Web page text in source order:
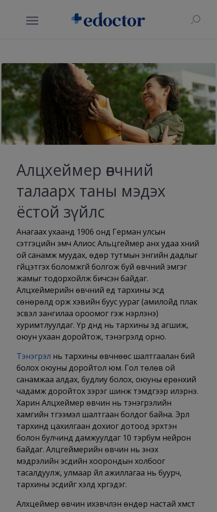
Алцхеймер өвчний
талаарх таны мэдэх
ёстой зүйлс
Анагаах ухаанд 1906 онд Герман улсын
сэтгэцийн эмч Алиос Альцгеймер анх удаа хүний
ой санамж муудах, өдөр тутмын энгийн дадлыг
гүйцэтгэх боломжгүй болгож буй өвчний эмгэг
жамыг тодорхойлж бичсэн байдаг.
Алцхеймерийн өвчний үед тархины эсүүд
сөнөрөлд орж хэвийн буус уураг (амилойд плак
эсвэл зангилаа ороомог гэж нэрлэнэ)
хуримтлуулдаг. Үр дүнд нь тархины эд агшиж,
оюун ухаан доройтож, тэнэгрэлд орно.
Тэнэгрэл нь тархины өвчнөөс шалтгаалан бий
болох оюуны доройтол юм. Гол төлөв ой
санамжаа алдах, будлиу болох, оюуны ерөнхий
чадамж доройтох зэрэг шинж тэмдгээр илэрнэ.
Харин Алцхеймер өвчин нь тэнэгрэлийн
хамгийн түгээмэл шалтгаан болдог байна. Эрүүл
тархинд цахилгаан дохиог дотоод эрхтэн
болон булчинд дамжуулдаг 10 тэрбум нейрон
байдаг. Алцгеймерийн өвчин нь энэхүү
мэдрэлийн эсүүдийн хоорондын холбоог
тасалдуулж, улмаар үйл ажиллагаа нь буурч,
тархины эсүүдийг үхэлд хүргэдэг.
Алхцеймер өвчин ихэвчлэн өндөр настай хүмүүст